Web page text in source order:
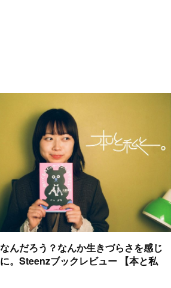
んだろう？なんか生きづらさを感じ
。Steenzブックレビュー 【本と私